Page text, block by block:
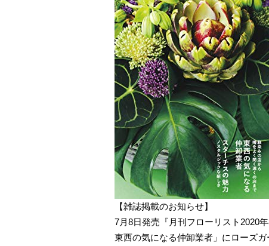
【雑誌掲載のお知らせ】
7月8日発売『月刊フローリスト2020
東西の気になる仲卸業者」にローズガ